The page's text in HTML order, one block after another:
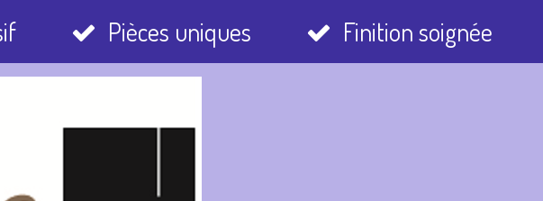
Pièces uniques Finition soignée